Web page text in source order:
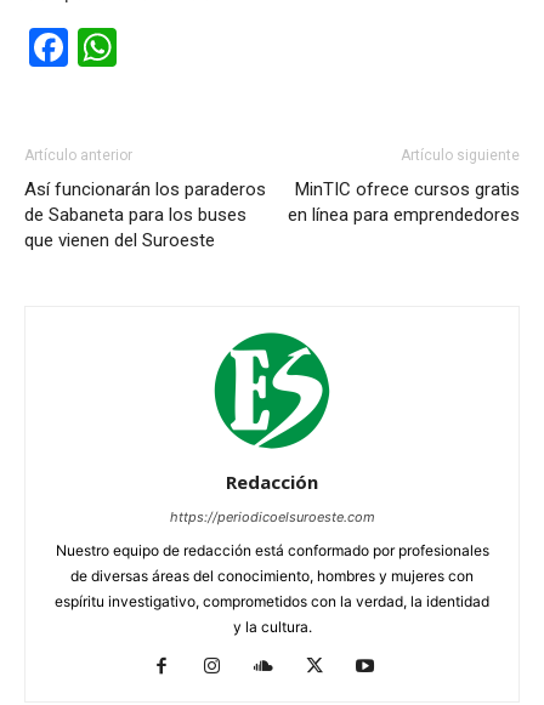
Facebook
Artículo anterior
Así funcionarán los paraderos
de Sabaneta para los buses
que vienen del Suroeste
Artículo siguiente
MinTIC ofrece cursos gratis
en línea para emprendedores
Redacción
https://periodicoelsuroeste.com
Nuestro equipo de redacción está conformado por profesionales
de diversas áreas del conocimiento, hombres y mujeres con
espíritu investigativo, comprometidos con la verdad, la identidad
y la cultura.